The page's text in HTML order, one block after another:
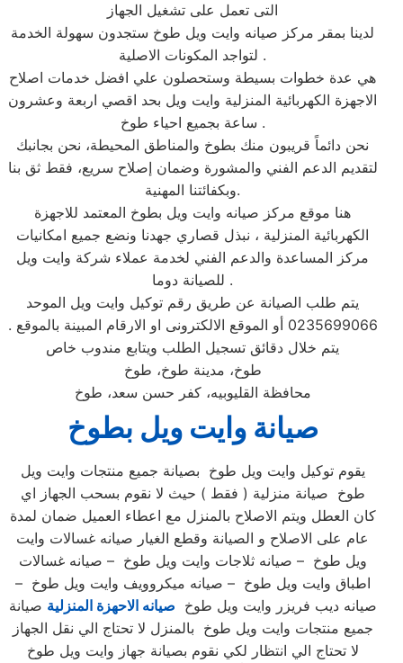
التى تعمل على تشغيل الجهاز
لدينا بمقر مركز صيانه وايت ويل طوخ ستجدون سهولة الخدمة
لتواجد المكونات الاصلية .
هي عدة خطوات بسيطة وستحصلون علي افضل خدمات اصلاح
الاجهزة الكهربائية المنزلية وايت ويل بحد اقصي اربعة وعشرون
ساعة بجميع احياء طوخ .
نحن دائماً قريبون منك بطوخ والمناطق المحيطة، نحن بجانبك
لتقديم الدعم الفني والمشورة وضمان إصلاح سريع، فقط ثق بنا
وبكفائتنا المهنية.
هنا موقع مركز صيانه وايت ويل بطوخ المعتمد للاجهزة
الكهربائية المنزلية ، نبذل قصاري جهدنا ونضع جميع امكانيات
مركز المساعدة والدعم الفني لخدمة عملاء شركة وايت ويل
للصيانة دوما .
يتم طلب الصيانة عن طريق رقم توكيل وايت ويل الموحد
0235699066 أو الموقع الالكترونى او الارقام المبينة بالموقع .
يتم خلال دقائق تسجيل الطلب ويتابع مندوب خاص
طوخ، مدينة طوخ، طوخ
محافظة القليوبيه، كفر حسن سعد، طوخ
صيانة وايت ويل بطوخ
يقوم توكيل وايت ويل طوخ بصيانة جميع منتجات وايت ويل
طوخ صيانة منزلية ( فقط ) حيث لا نقوم بسحب الجهاز اي
كان العطل ويتم الاصلاح بالمنزل مع اعطاء العميل ضمان لمدة
عام على الاصلاح و الصيانة وقطع الغيار صيانه غسالات وايت
ويل طوخ – صيانه ثلاجات وايت ويل طوخ – صيانه غسالات
اطباق وايت ويل طوخ – صيانه ميكروويف وايت ويل طوخ –
صيانه ديب فريزر وايت ويل طوخ صيانه الاحهزة المنزلية صيانة
جميع منتجات وايت ويل طوخ بالمنزل لا تحتاج الي نقل الجهاز
لا تحتاج الي انتظار لكي نقوم بصيانة جهاز وايت ويل طوخ